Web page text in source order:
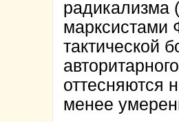
радикализма
марксистами
тактической
оттесняются
менее